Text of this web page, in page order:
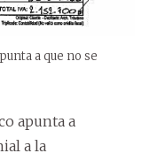
a que no se
apunta a
a la